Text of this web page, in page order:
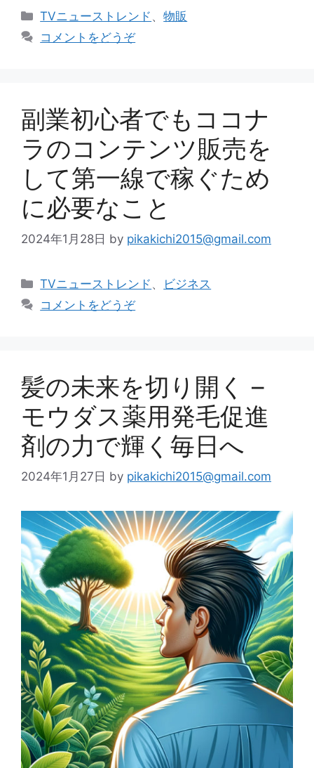
カ
テ
TVニューストレンド 、物販
コメントをどうぞ
副業初心者でもココナ
ラのコンテンツ販売を
して第一線で稼ぐため
に必要なこと
2024年1月28日 by pikakichi2015@gmail.com
カ
TVニューストレンド 、
ビジネス
コメントをどうぞ
髪の未来を切り開く –
モウダス薬用発毛促進
剤の力で輝く毎日へ
2024年1月27日 by pikakichi2015@gmail.com